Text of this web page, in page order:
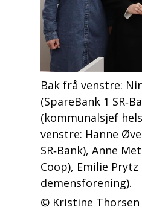
Bak frå venstre:
(SpareBank 1
(kommunalsjef
venstre: Hanne
SR‑Bank), Anne
Coop), Emilie
demensforening).
Kristine Thorsen